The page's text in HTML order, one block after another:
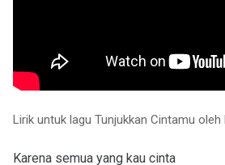
Lirik untuk lagu Tunjukkan Cintamu
Karena semua yang kau cinta